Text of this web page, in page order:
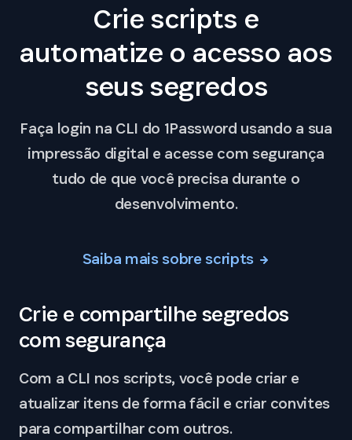
Crie scripts e
automatize o acesso aos
seus segredos
Faça login na CLI do 1Password usando a sua
impressão digital e acesse com segurança
tudo de que você precisa durante o
desenvolvimento.
Saiba mais sobre scripts
Crie e compartilhe segredos
com segurança
Com a CLI nos scripts, você pode criar e
atualizar itens de forma fácil e criar convites
para compartilhar com outros.